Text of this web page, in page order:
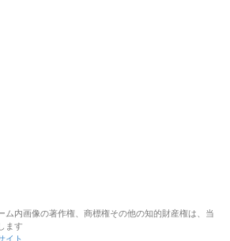
内画像の著作権、商標権その他の知的財産権は、当
ます
イト